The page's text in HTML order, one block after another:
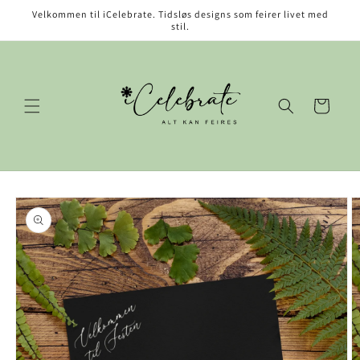
tilVelkommen til iCelebrate. Tidsløs designs som feirer livet med
stil.
Handlekurv
til